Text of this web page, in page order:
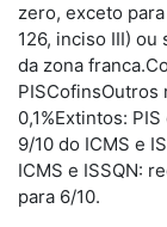
zero, exceto
126, inciso III)
da zona
PISCofinsOutros
0,1%Extintos:
9/10 do ICMS e
ICMS e ISSQN:
para 6/10.